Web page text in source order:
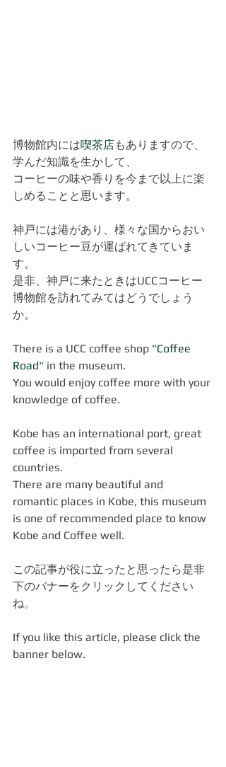
博物館内には喫茶店もありますので、
学んだ知識を生かして、
コーヒーの味や香りを今まで以上に楽
しめることと思います。
神戸には港があり、様々な国からおい
しいコーヒー豆が運ばれてきていま
す。
是非、神戸に来たときはUCCコーヒー
博物館を訪れてみてはどうでしょう
か。
There is a UCC coffee shop "Coffee
Road" in the museum.
You would enjoy coffee more with your
knowledge of coffee.
Kobe has an international port, great
coffee is imported from several
countries.
There are many beautiful and
romantic places in Kobe, this museum
is one of recommended place to know
Kobe and Coffee well.
この記事が役に立ったと思ったら是非
下のバナーをクリックしてください
ね。
If you like this article, please click the
banner below.